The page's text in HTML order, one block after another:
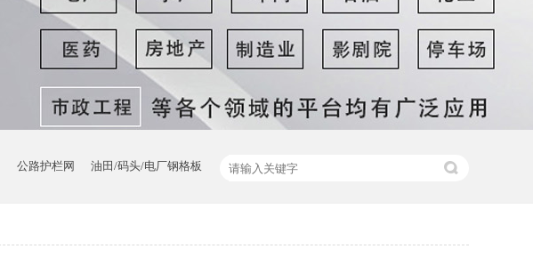
公路护栏网 油田/码头/电厂钢格板